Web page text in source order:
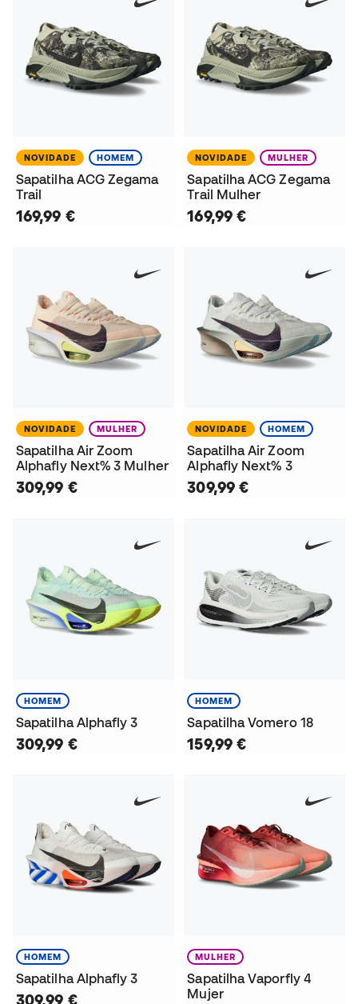
NOVIDADE HOMEM
Sapatilha ACG Zegama
Trail
169,99 €
NOVIDADE MULHER
Sapatilha ACG Zegama
Trail Mulher
169,99 €
NOVIDADE MULHER
Sapatilha Air Zoom
Alphafly Next% 3 Mulher
309,99 €
NOVIDADE HOMEM
Sapatilha Air Zoom
Alphafly Next% 3
309,99 €
HOMEM
Sapatilha Alphafly 3
309,99 €
HOMEM
Sapatilha Vomero 18
159,99 €
HOMEM
Sapatilha Alphafly 3
309,99 €
MULHER
Sapatilha Vaporfly 4
Mujer